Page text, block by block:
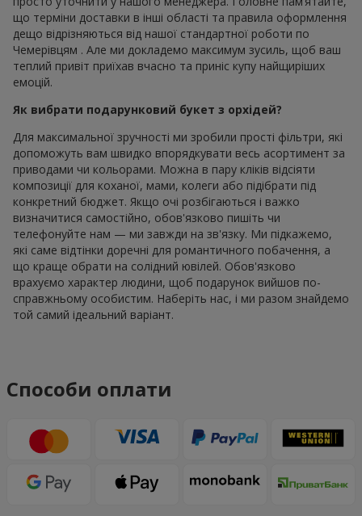
що терміни доставки в інші області та правила оформлення
дещо відрізняються від нашої стандартної роботи по
Чемерівцям . Але ми докладемо максимум зусиль, щоб ваш
теплий привіт приїхав вчасно та приніс купу найщиріших
емоцій.
Як вибрати подарунковий букет з орхідей?
Для максимальної зручності ми зробили прості фільтри, які
допоможуть вам швидко впорядкувати весь асортимент за
приводами чи кольорами. Можна в пару кліків відсіяти
композиції для коханої, мами, колеги або підібрати під
конкретний бюджет. Якщо очі розбігаються і важко
визначитися самостійно, обов'язково пишіть чи
телефонуйте нам — ми завжди на зв'язку. Ми підкажемо,
які саме відтінки доречні для романтичного побачення, а
що краще обрати на солідний ювілей. Обов'язково
врахуємо характер людини, щоб подарунок вийшов по-
справжньому особистим. Наберіть нас, і ми разом знайдемо
той самий ідеальний варіант.
Способи оплати